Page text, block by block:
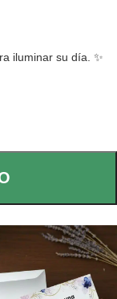
iluminar su día. ✨